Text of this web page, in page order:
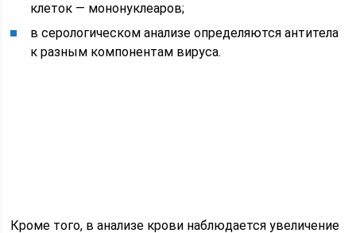
клеток — мононуклеаров;
в серологическом анализе определяются антитела
к разным компонентам вируса.
Кроме того, в анализе крови наблюдается увеличение